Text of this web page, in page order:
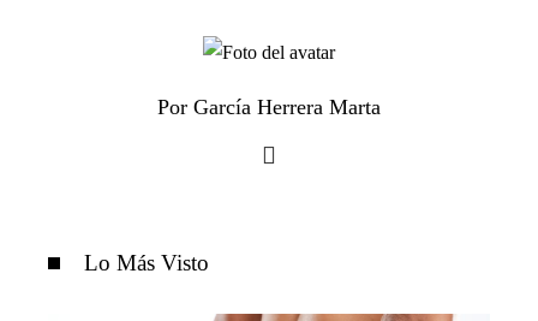
Por García Herrera Marta
Lo Más Visto